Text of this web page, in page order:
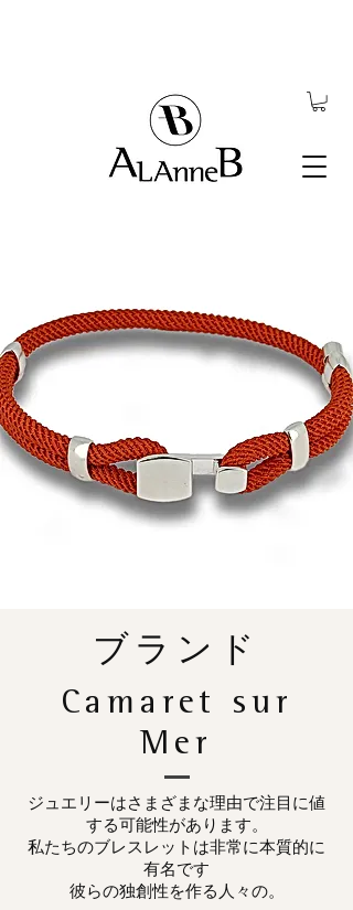
ブランド
Camaret sur
Mer
ジュエリーはさまざまな理由で注目に値
する可能性があります。
私たちのブレスレットは非常に本質的に
有名です
彼らの独創性を作る人々の。